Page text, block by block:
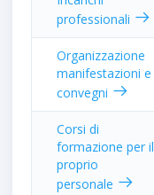
professionali
Organizzazione
manifestazioni e
convegni
Corsi di
formazione per il
proprio
personale